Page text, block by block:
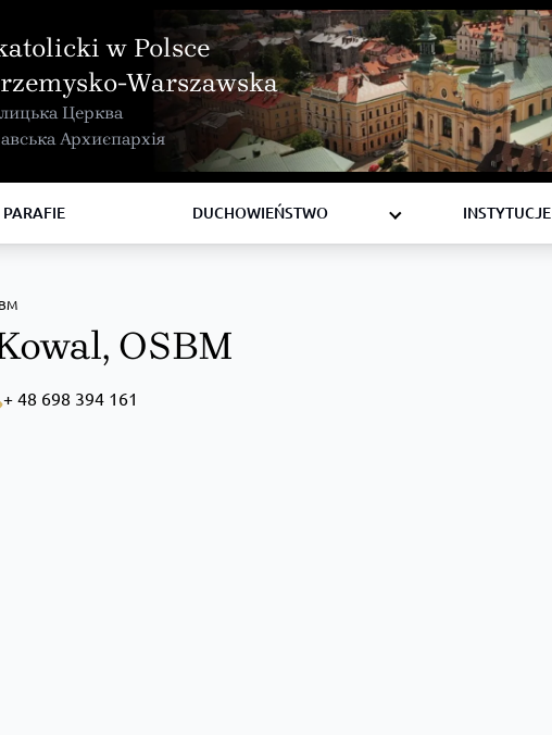
w Polsce
Warszawska
Церква
Архиєпархія
PARAFIE
DUCHOWIEŃSTWO
BISKUPI
KSIĘŻA
INSTYTUCJE
OSBM
+ 48 698 394 161